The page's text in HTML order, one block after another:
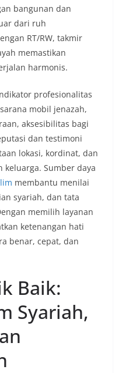
bangunan dan
dari ruh
RT/RW, takmir
memastikan
harmonis.
profesionalitas
mobil jenazah,
aksesibilitas bagi
dan testimoni
lokasi, kordinat, dan
Sumber daya
membantu menilai
syariah, dan tata
memilih layanan
ketenangan hati
benar, cepat, dan
Baik:
Syariah,